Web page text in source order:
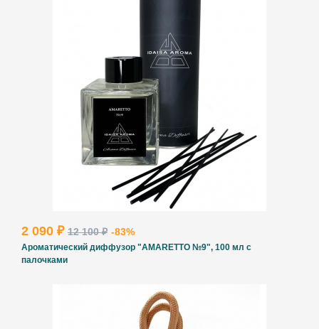
2 090 ₽ 12 100 ₽ -83%
Ароматический диффузор "AMARETTO №9", 100 мл с
палочками